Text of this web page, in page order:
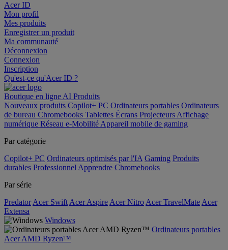
Acer ID
Mon profil
Mes produits
Enregistrer un produit
Ma communauté
Déconnexion
Connexion
Inscription
Qu'est-ce qu'Acer ID ?
Boutique en ligne AI Produits
Nouveaux produits Copilot+ PC Ordinateurs portables Ordinateurs
de bureau Chromebooks Tablettes Écrans Projecteurs Affichage
numérique Réseau e-Mobilité Appareil mobile de gaming
Par catégorie
Copilot+ PC Ordinateurs optimisés par l'IA Gaming Produits
durables Professionnel Apprendre Chromebooks
Par série
Predator Acer Swift Acer Aspire Acer Nitro Acer TravelMate Acer
Extensa
Windows
Ordinateurs portables
Acer AMD Ryzen™